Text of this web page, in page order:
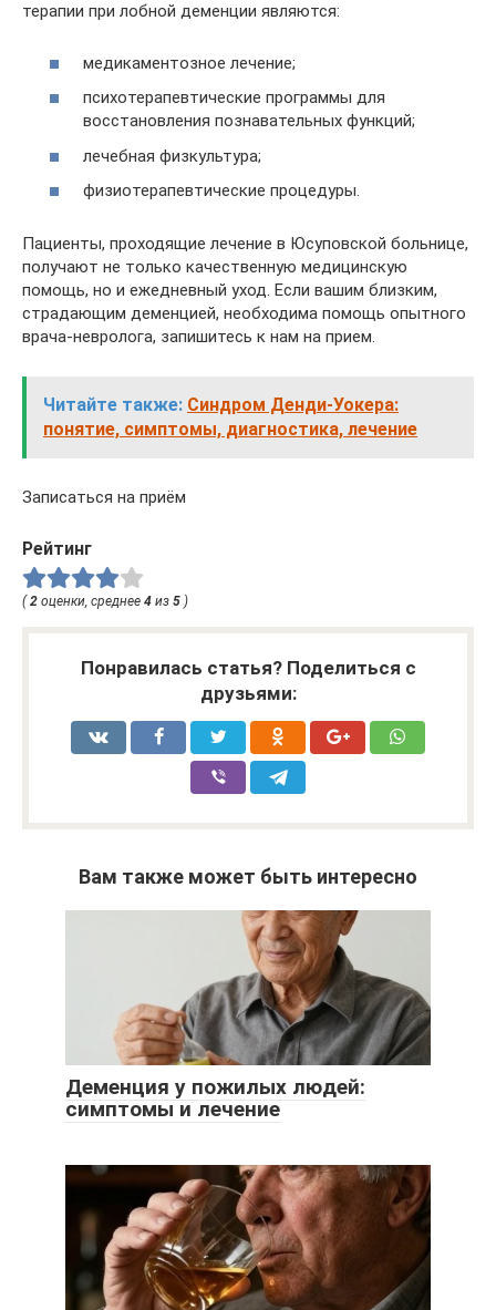
терапии при лобной деменции являются:
медикаментозное лечение;
психотерапевтические программы для
восстановления познавательных функций;
лечебная физкультура;
физиотерапевтические процедуры.
Пациенты, проходящие лечение в Юсуповской больнице,
получают не только качественную медицинскую
помощь, но и ежедневный уход. Если вашим близким,
страдающим деменцией, необходима помощь опытного
врача-невролога, запишитесь к нам на прием.
Читайте также: Синдром Денди-Уокера:
понятие, симптомы, диагностика, лечение
Записаться на приём
Рейтинг
(2 оценки, среднее 4 из 5 )
Понравилась статья? Поделиться с
друзьями:
Вам также может быть интересно
Деменция у пожилых людей:
симптомы и лечение